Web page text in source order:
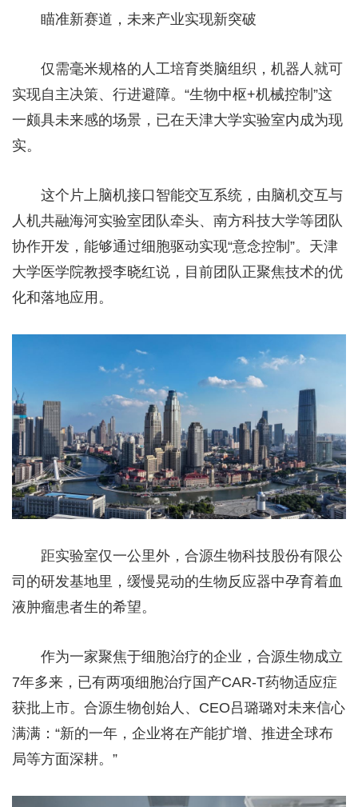
瞄准新赛道，未来产业实现新突破
仅需毫米规格的人工培育类脑组织，机器人就可
实现自主决策、行进避障。“生物中枢+机械控制”这
一颇具未来感的场景，已在天津大学实验室内成为现
实。
这个片上脑机接口智能交互系统，由脑机交互与
人机共融海河实验室团队牵头、南方科技大学等团队
协作开发，能够通过细胞驱动实现“意念控制”。天津
大学医学院教授李晓红说，目前团队正聚焦技术的优
化和落地应用。
距实验室仅一公里外，合源生物科技股份有限公
司的研发基地里，缓慢晃动的生物反应器中孕育着血
液肿瘤患者生的希望。
作为一家聚焦于细胞治疗的企业，合源生物成立
7年多来，已有两项细胞治疗国产CAR-T药物适应症
获批上市。合源生物创始人、CEO吕璐璐对未来信心
满满：“新的一年，企业将在产能扩增、推进全球布
局等方面深耕。”